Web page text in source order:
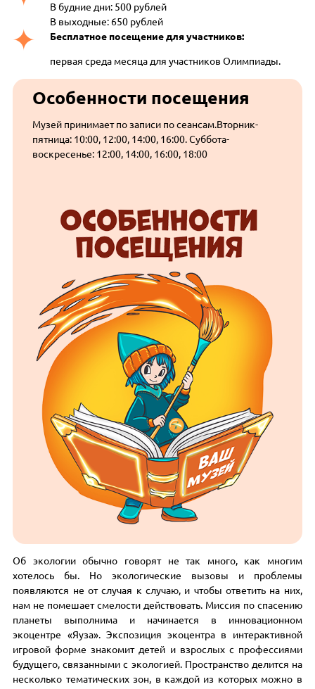
В будние дни: 500 рублей
В выходные: 650 рублей
Бесплатное посещение для участников:
первая среда месяца для участников Олимпиады.
Особенности посещения
Музей принимает по записи по сеансам.Вторник-
пятница: 10:00, 12:00, 14:00, 16:00. Суббота-
воскресенье: 12:00, 14:00, 16:00, 18:00
Об экологии обычно говорят не так много, как многим
хотелось бы. Но экологические вызовы и проблемы
появляются не от случая к случаю, и чтобы ответить на них,
нам не помешает смелости действовать. Миссия по спасению
планеты выполнима и начинается в инновационном
экоцентре «Яуза». Экспозиция экоцентра в интерактивной
игровой форме знакомит детей и взрослых с профессиями
будущего, связанными с экологией. Пространство делится на
несколько тематических зон, в каждой из которых можно в